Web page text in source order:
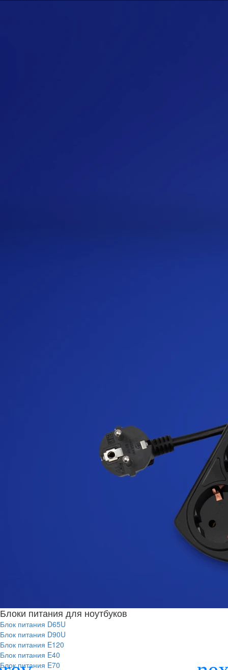
Блоки питания для ноутбуков
Блок питания D65U
Блок питания D90U
Блок питания E120
Блок питания E40
Блок питания E70